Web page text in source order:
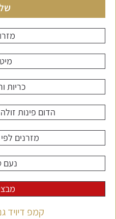
כריות
הדום פינות
מזרנים
נעם
קמפ דיויד